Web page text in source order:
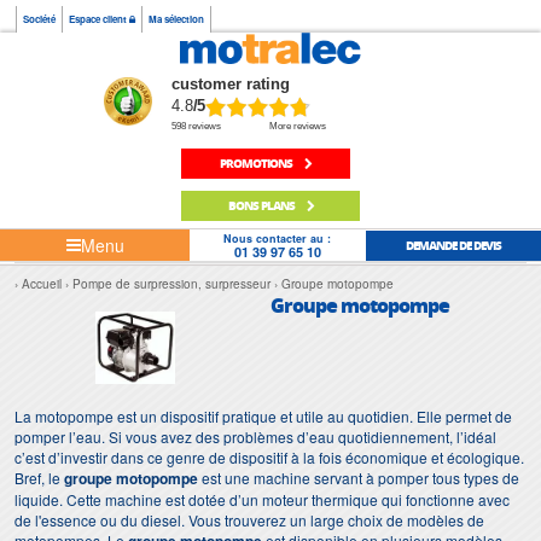
Société Espace client Ma sélection
customer rating
4.8/5
598 reviews More reviews
PROMOTIONS
BONS PLANS
Menu Nous contacter au :
01 39 97 65 10 DEMANDE DE DEVIS
Accueil Pompe de surpression, surpresseur Groupe motopompe
Groupe motopompe
La motopompe est un dispositif pratique et utile au quotidien. Elle permet de
pomper l’eau. Si vous avez des problèmes d’eau quotidiennement, l’idéal
c’est d’investir dans ce genre de dispositif à la fois économique et écologique.
Bref, legroupe motopompeest une machine servant à pomper tous types de
liquide. Cette machine est dotée d’un moteur thermique qui fonctionne avec
de l'essence ou du diesel. Vous trouverez un large choix de modèles de